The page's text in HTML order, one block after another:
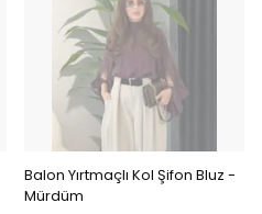
Balon Yırtmaçlı Kol Şifon Bluz -
Mürdüm